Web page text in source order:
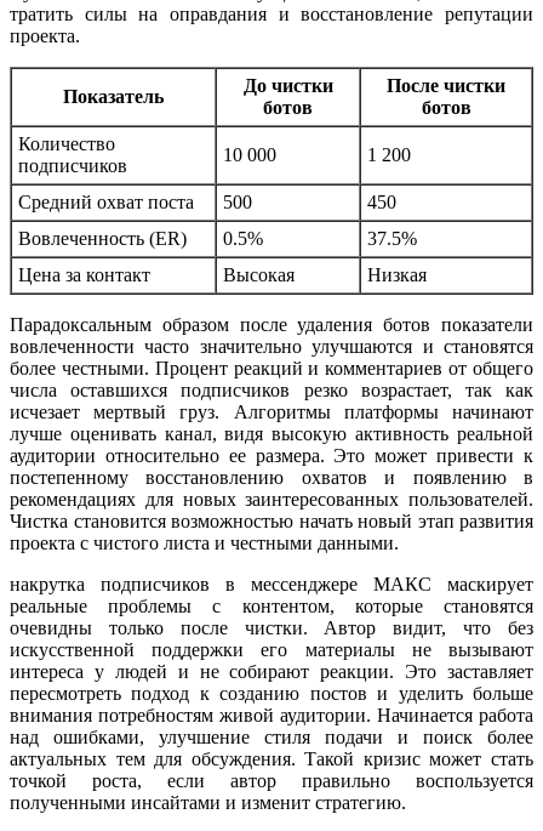
тратить силы на оправдания и восстановление репутации
проекта.
Показатель
До чистки
ботов
После чистки
ботов
Количество
подписчиков
10 000 1 200
Средний охват поста 500
450
Вовлеченность (ER)
0.5%
37.5%
Цена за контакт
Высокая Низкая
Парадоксальным образом после удаления ботов показатели
вовлеченности часто значительно улучшаются и становятся
более честными. Процент реакций и комментариев от общего
числа оставшихся подписчиков резко возрастает, так как
исчезает мертвый груз. Алгоритмы платформы начинают
лучше оценивать канал, видя высокую активность реальной
аудитории относительно ее размера. Это может привести к
постепенному восстановлению охватов и появлению в
рекомендациях для новых заинтересованных пользователей.
Чистка становится возможностью начать новый этап развития
проекта с чистого листа и честными данными.
накрутка подписчиков в мессенджере МАКС маскирует
реальные проблемы с контентом, которые становятся
очевидны только после чистки. Автор видит, что без
искусственной поддержки его материалы не вызывают
интереса у людей и не собирают реакции. Это заставляет
пересмотреть подход к созданию постов и уделить больше
внимания потребностям живой аудитории. Начинается работа
над ошибками, улучшение стиля подачи и поиск более
актуальных тем для обсуждения. Такой кризис может стать
точкой роста, если автор правильно воспользуется
полученными инсайтами и изменит стратегию.